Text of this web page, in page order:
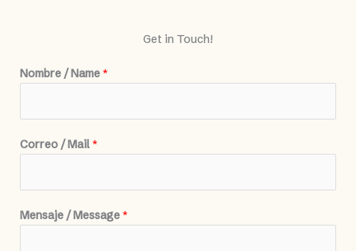
Get in Touch!
Nombre / Name*
Correo / Mail*
Mensaje / Message*